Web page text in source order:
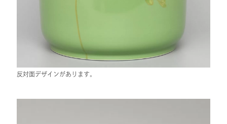
反対面デザインがあります。